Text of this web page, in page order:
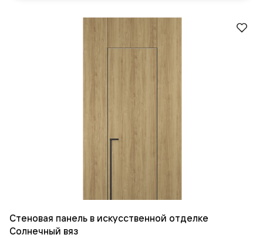
Стеновая панель в искусственной отделке
Солнечный вяз